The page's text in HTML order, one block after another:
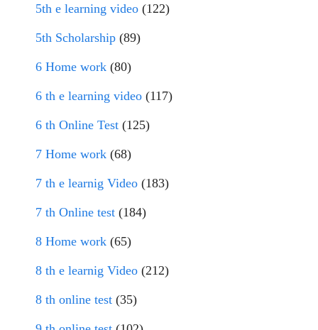
5th e learning video (122)
5th Scholarship (89)
6 Home work (80)
6 th e learning video (117)
6 th Online Test (125)
7 Home work (68)
7 th e learnig Video (183)
7 th Online test (184)
8 Home work (65)
8 th e learnig Video (212)
8 th online test (35)